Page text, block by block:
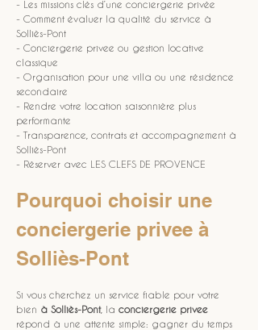
- Les missions clés d’une conciergerie privée
- Comment évaluer la qualité du service à
Solliès-Pont
- Conciergerie privee ou gestion locative
classique
- Organisation pour une villa ou une résidence
secondaire
- Rendre votre location saisonnière plus
performante
- Transparence, contrats et accompagnement à
Solliès-Pont
- Réserver avec LES CLEFS DE PROVENCE
Pourquoi choisir une
conciergerie privee à
Solliès-Pont
Si vous cherchez un service fiable pour votre
bien à Solliès-Pont, la conciergerie privee
répond à une attente simple: gagner du temps